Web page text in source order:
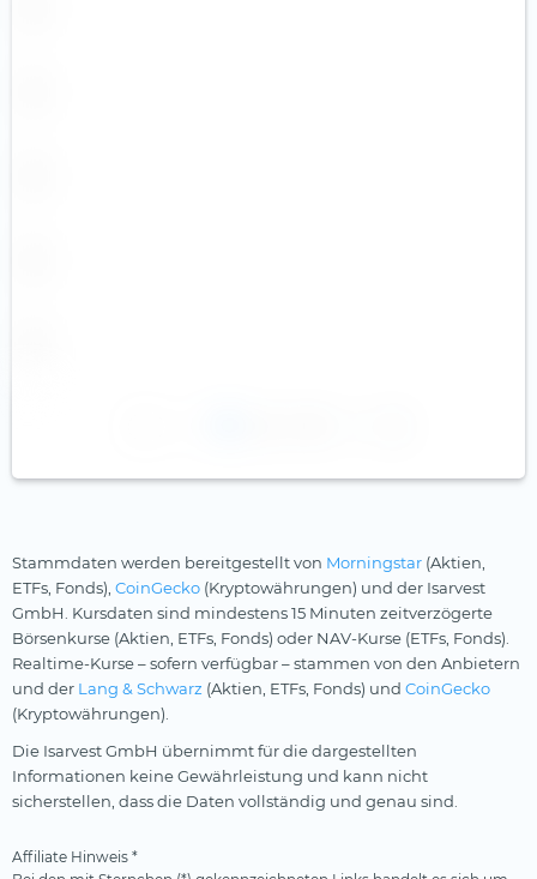
Stammdaten werden bereitgestellt von Morningstar (Aktien,
ETFs, Fonds), CoinGecko (Kryptowährungen) und der Isarvest
GmbH. Kursdaten sind mindestens 15 Minuten zeitverzögerte
Börsenkurse (Aktien, ETFs, Fonds) oder NAV-Kurse (ETFs, Fonds).
Realtime-Kurse – sofern verfügbar – stammen von den Anbietern
und der Lang & Schwarz (Aktien, ETFs, Fonds) und CoinGecko
(Kryptowährungen).
Die Isarvest GmbH übernimmt für die dargestellten
Informationen keine Gewährleistung und kann nicht
sicherstellen, dass die Daten vollständig und genau sind.
Affiliate Hinweis *